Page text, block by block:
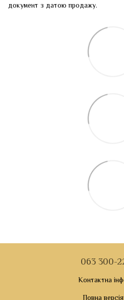
документ з датою продажу.
063 300-
Контактна
Повна